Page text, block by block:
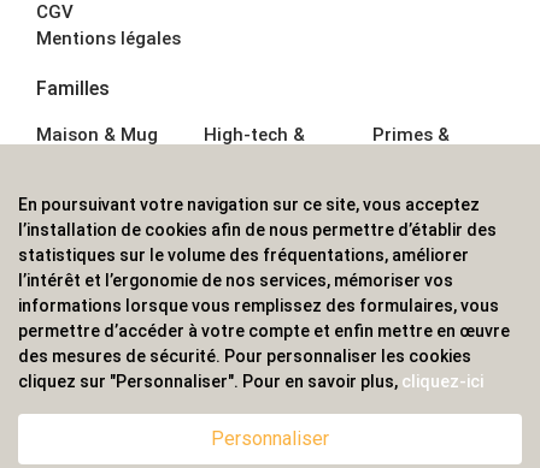
CGV
Mentions légales
Familles
Maison & Mug
Écriture
Bagagerie sacs
High-tech &
Sport &
Outdoor
Enfant
Primes &
Boisson
Textile &
Casquette
Accessoires de
bureau
ALVS, fournisseur d'objets publicitaires, pour les
professionnels. Une implantation nationale, une
couverture internationale.
En poursuivant votre navigation sur ce site, vous acceptez
l’installation de cookies afin de nous permettre d’établir des
statistiques sur le volume des fréquentations, améliorer
l’intérêt et l’ergonomie de nos services, mémoriser vos
informations lorsque vous remplissez des formulaires, vous
permettre d’accéder à votre compte et enfin mettre en œuvre
des mesures de sécurité. Pour personnaliser les cookies
cliquez sur "Personnaliser". Pour en savoir plus, cliquez-ici
Personnaliser